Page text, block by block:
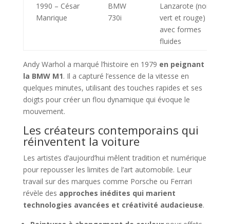
1990 – César
Manrique
BMW
730i
Lanzarote (noir,
vert et rouge)
avec formes
fluides
Andy Warhol a marqué l’histoire en 1979 en peignant
la BMW M1. Il a capturé l’essence de la vitesse en
quelques minutes, utilisant des touches rapides et ses
doigts pour créer un flou dynamique qui évoque le
mouvement.
Les créateurs contemporains qui
réinventent la voiture
Les artistes d’aujourd’hui mêlent tradition et numérique
pour repousser les limites de l’art automobile. Leur
travail sur des marques comme Porsche ou Ferrari
révèle des approches inédites qui marient
technologies avancées et créativité audacieuse.